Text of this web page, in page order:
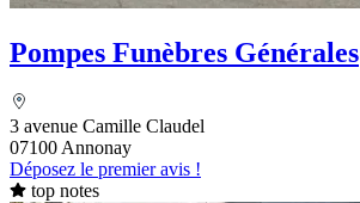
Pompes Funèbres Générales
3 avenue Camille Claudel
07100 Annonay
Déposez le premier avis !
top notes